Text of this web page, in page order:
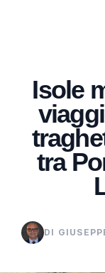
Isole
tra
DI